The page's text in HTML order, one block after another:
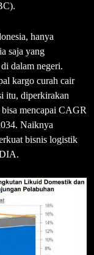
hanya
saja yang
dalam negeri.
kargo curah cair
itu, diperkirakan
mencapai CAGR
Naiknya
bisnis logistik